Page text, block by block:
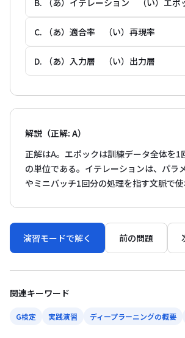
B. （あ）イテレーション （い）エポ
C. （あ）適合率 （い）再現率
D. （あ）入力層 （い）出力層
解説（正解: A）
正解はA。エポックは訓練データ全体を1
の単位である。イテレーションは、パラ
やミニバッチ1回分の処理を指す文脈で使
演習モードで解く 前の問題
関連キーワード
G検定 実践演習 ディープラーニングの概要